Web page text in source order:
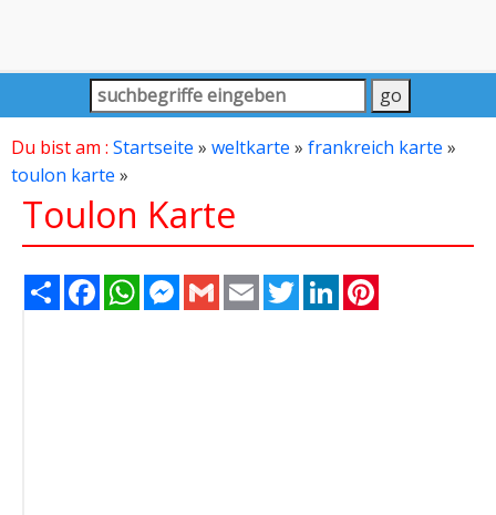
Du bist am : Startseite » weltkarte » frankreich karte »
toulon karte »
Toulon Karte
Share FacebookWhatsAppMessenger
Gmail Email TwitterLinkedIn